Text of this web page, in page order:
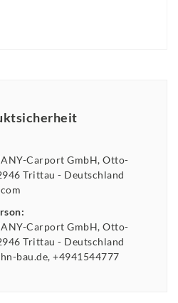
Carport GmbH Otto-
Trittau
Deutschland
Carport GmbH Otto-
Trittau
Deutschland
bau.de +4941544777